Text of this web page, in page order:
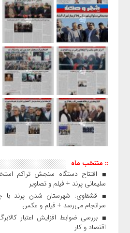
:: منتخب ماه
افتتاح دستگاه سنجش تراکم
سلیمانی پرند + فیلم و تصاویر
قشقاوی: شهرستان شدن پرند با
سرانجام می‌رسد + فیلم و عکس
بررسی ضوابط افزایش اعتبار
اقتصاد و کار